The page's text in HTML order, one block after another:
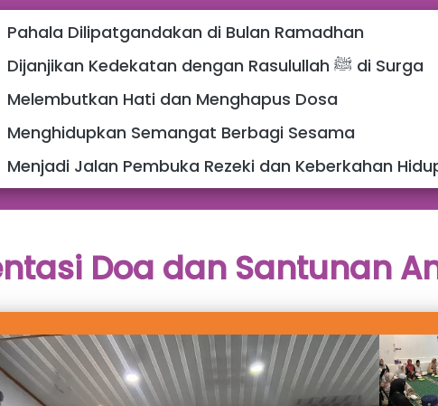
Pahala Dilipatgandakan di Bulan Ramadhan
Dijanjikan Kedekatan dengan Rasulullah ﷺ di Surga
Melembutkan Hati dan Menghapus Dosa
Menghidupkan Semangat Berbagi Sesama
Menjadi Jalan Pembuka Rezeki dan Keberkahan
Doa dan Santunan